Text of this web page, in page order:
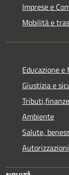
Imprese e
Mobilità e
Educazione e
Giustizia e
Ambiente
Salute,
Autorizzazioni